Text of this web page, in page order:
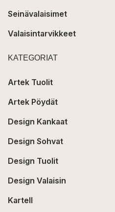
Seinävalaisimet
Valaisintarvikkeet
KATEGORIAT
Artek Tuolit
Artek Pöydät
Design Kankaat
Design Sohvat
Design Tuolit
Design Valaisin
Kartell